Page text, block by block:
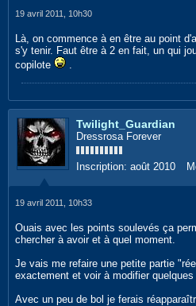
19 avril 2011, 10h30
Là, on commence à en être au point
s'y tenir. Faut être à 2 en fait, un qui
copilote
.
Twilight_Guardian
Dressrosa Forever
Inscription: août 2010
19 avril 2011, 10h33
Ouais avec les points soulevés ça
chercher à avoir et à quel moment.
Je vais me refaire une petite partie
exactement et voir à modifier
Avec un peu de bol je ferais